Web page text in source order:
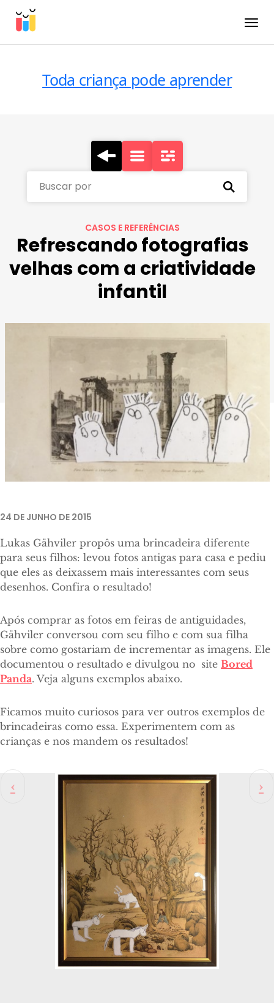
Toda criança pode aprender
Buscar por
CASOS E REFERÊNCIAS
Refrescando fotografias
velhas com a criatividade
infantil
24 DE JUNHO DE 2015
Lukas Gähviler propôs uma brincadeira diferente
para seus filhos: levou fotos antigas para casa e pediu
que eles as deixassem mais interessantes com seus
desenhos. Confira o resultado!
Após comprar as fotos em feiras de antiguidades,
Gähviler conversou com seu filho e com sua filha
sobre como gostariam de incrementar as imagens. Ele
documentou o resultado e divulgou no site Bored
Panda. Veja alguns exemplos abaixo.
Ficamos muito curiosos para ver outros exemplos de
brincadeiras como essa. Experimentem com as
crianças e nos mandem os resultados!